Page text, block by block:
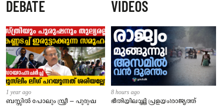
നിർദേശം നൽകി പഞ്ചായത്ത്
DEBATE
1 year ago
ബസ്സിൽ പോലും സ്ത്രീ – പുരുഷ
VIDEOS
8 hours ago
ഭീതിയിലാഴ്ത്തി പ്രളയം!രാജ്യത്ത്